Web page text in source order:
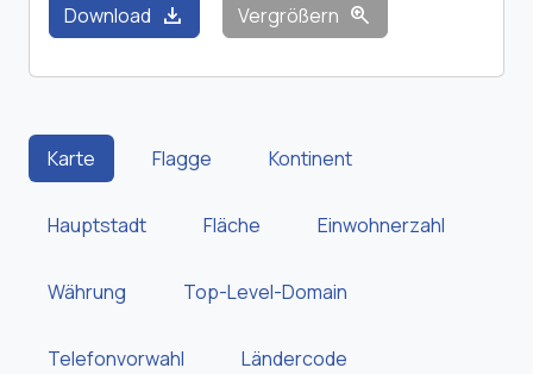
Download download Vergrößern zoom_in
Karte Flagge Kontinent
Hauptstadt Fläche Einwohnerzahl
Währung Top-Level-Domain
Telefonvorwahl Ländercode